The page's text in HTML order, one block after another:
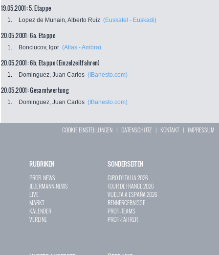
19.05.2001: 5. Etappe
1. Lopez de Munain, Alberto Ruiz (Euskatel - Euskadi)
20.05.2001: 6a. Etappe
1. Bonciucov, Igor (Atlas - Ambra)
20.05.2001: 6b. Etappe (Einzelzeitfahren)
1. Dominguez, Juan Carlos (IBanesto.com)
20.05.2001: Gesamtwertung
1. Dominguez, Juan Carlos (IBanesto.com)
COOKIE EINSTELLUNGEN | DATENSCHUTZ | KONTAKT| IMPRESSUM
RUBRIKEN
PROFI-NEWS
JEDERMANN-NEWS
LIVE
MARKT
KALENDER
VEREINE
SONDERSEITEN
GIRO D`ITALIA 2026
TOUR DE FRANCE 2026
VUELTA A ESPAÑA 2026
RENNERGEBNISSE
PROFI-TEAMS
PROFI-FAHRER